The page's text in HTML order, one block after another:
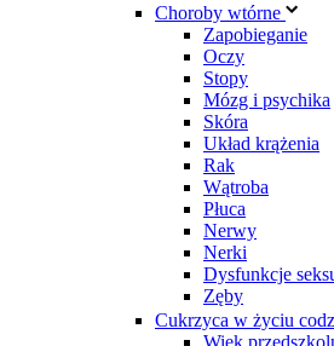
Choroby wtórne
Zapobieganie
Oczy
Stopy
Mózg i psychika
Skóra
Układ krążenia
Rak
Wątroba
Płuca
Nerwy
Nerki
Dysfunkcje
Zęby
Cukrzyca w życiu
Wiek